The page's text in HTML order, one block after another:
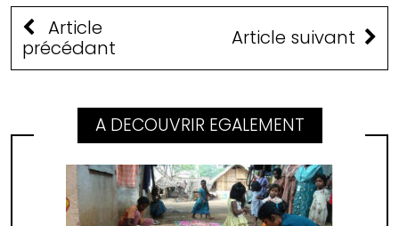
Article
précédant
Article suivant
A DECOUVRIR EGALEMENT